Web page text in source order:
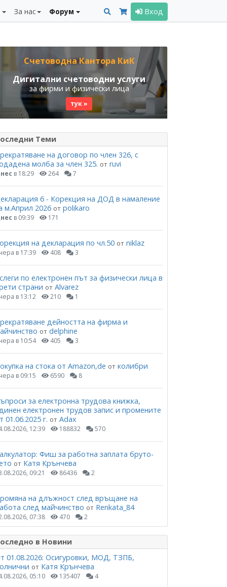
За нас Форум Вход
Счетоводна Кантора КиК
Дигитални счетоводни услуги
за фирми и физически лица
тук »
Теми
на договор по член 326, с
молба за член 325. от ruvi
в 18:29 264 7
6 - Корекция на ДОД в намаление
м.Април 2026 от polikaro
в 09:39 171
на декларация по чл.50 от niklaz
в 17:39 408 3
по електронен път за физически лица в
страни от Alvarez
в 13:12 210 1
дейността на фирма и
от delphine
в 10:54 405 3
на стока от Amazon,de от колибри
в 09:15 6590 8
за електронна трудова книжка,
електронен трудов запис и промените
01.06.2025 г. от Adax
12:39 188832 570
Фиш за работна заплата бруто-
от Катя Крънчева
09:21 86436 2
на длъжност след връщане на
след майчинство от Renkata_84
07:38 470 2
в Новини
01.08.2026: Осигуровки, МОД, ТЗПБ,
от Катя Крънчева
05:10 135407 4